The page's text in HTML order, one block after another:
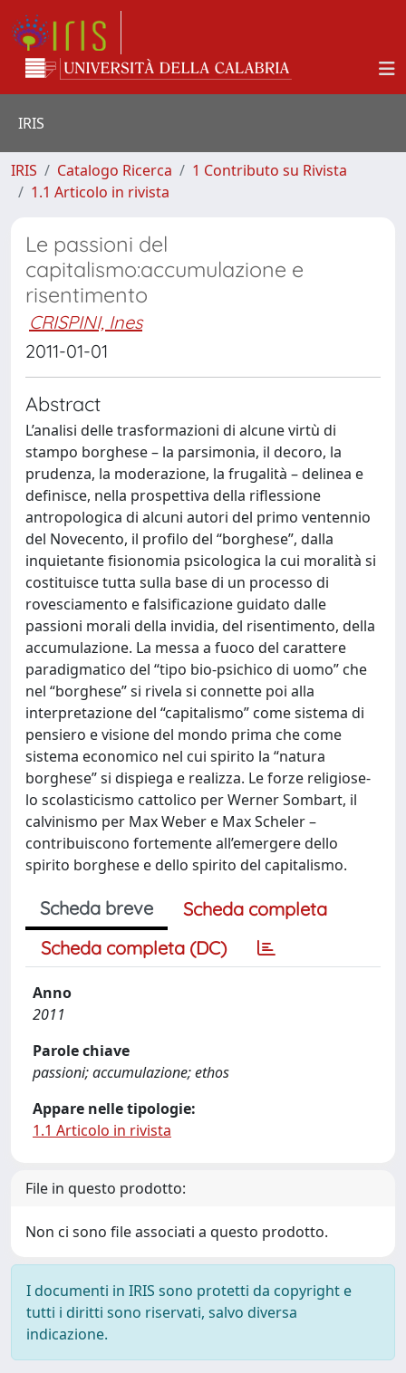
IRIS
IRIS Catalogo Ricerca
1 Contributo su Rivista
1.1 Articolo in rivista
Le passioni del
capitalismo:accumulazione e
risentimento
CRISPINI, Ines
2011-01-01
Abstract
L’analisi delle trasformazioni di alcune virtù di
stampo borghese – la parsimonia, il decoro, la
prudenza, la moderazione, la frugalità – delinea e
definisce, nella prospettiva della riflessione
antropologica di alcuni autori del primo ventennio
del Novecento, il profilo del “borghese”, dalla
inquietante fisionomia psicologica la cui moralità si
costituisce tutta sulla base di un processo di
rovesciamento e falsificazione guidato dalle
passioni morali della invidia, del risentimento, della
accumulazione. La messa a fuoco del carattere
paradigmatico del “tipo bio-psichico di uomo” che
nel “borghese” si rivela si connette poi alla
interpretazione del “capitalismo” come sistema di
pensiero e visione del mondo prima che come
sistema economico nel cui spirito la “natura
borghese” si dispiega e realizza. Le forze religiose-
lo scolasticismo cattolico per Werner Sombart, il
calvinismo per Max Weber e Max Scheler –
contribuiscono fortemente all’emergere dello
spirito borghese e dello spirito del capitalismo.
Scheda breve
Scheda completa
Scheda completa (DC)
Anno
2011
Parole chiave
passioni; accumulazione; ethos
Appare nelle tipologie:
1.1 Articolo in rivista
File in questo prodotto:
Non ci sono file associati a questo prodotto.
I documenti in IRIS sono protetti da copyright e
tutti i diritti sono riservati, salvo diversa
indicazione.